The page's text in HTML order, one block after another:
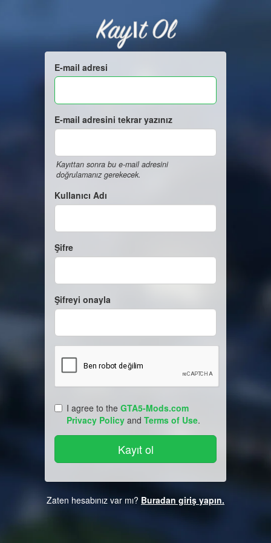
Kayıt Ol
E-mail adresi
E-mail adresini tekrar yazınız
Kayıttan sonra bu e-mail adresini
doğrulamanız gerekecek.
Kullanıcı Adı
Şifre
Şifreyi onayla
I agree to the GTA5-Mods.com
Privacy Policy and Terms of Use.
Zaten hesabınız var mı? Buradan giriş yapın.